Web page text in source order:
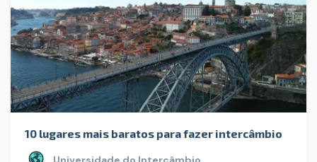
10 lugares mais baratos para fazer intercâmbio